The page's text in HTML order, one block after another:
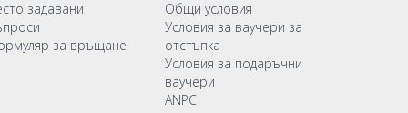
задавани
за връщане
Общи условия
Условия за ваучери за
отстъпка
Условия за подаръчни
ваучери
ANPC